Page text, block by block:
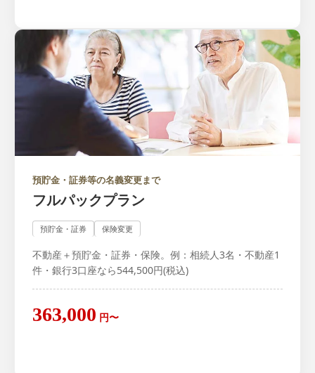
預貯金・証券等の名義変更まで
フルパックプラン
預貯金・証券 保険変更
不動産＋預貯金・証券・保険。例：相続人3名・不動産1
件・銀行3口座なら544,500円(税込)
363,000 円〜